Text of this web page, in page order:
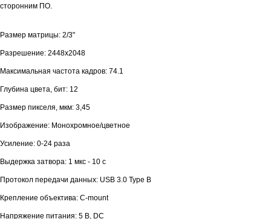
сторонним ПО.
Размер матрицы: 2/3"
Разрешение: 2448х2048
Максимальная частота кадров: 74.1
Глубина цвета, бит: 12
Размер пикселя, мкм: 3,45
Изображение: Монохромное/цветное
Усиление: 0-24 раза
Выдержка затвора: 1 мкс - 10 с
Протокол передачи данных: USB 3.0 Type B
Крепление объектива: C-mount
Напряжение питания: 5 В, DC